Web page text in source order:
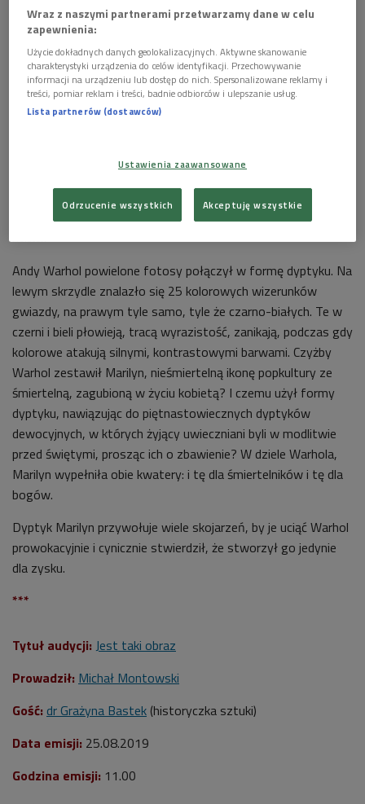
Andy Warhol, "Dyptyk Marilyn", 1962, Tate (Londyn) Foto: PAP/Christina
Horsten
Andy Warhol powielone fotosy połączył w formę dyptyku. Na
lewym skrzydle znalazło się 25 kolorowych wizerunków
gwiazdy, na prawym tyle samo, tyle że czarno-białych. Te w
czerni i bieli płowieją, tracą wyrazistość, zanikają, podczas gdy
kolorowe atakują silnymi, kontrastowymi barwami. Czyżby
Warhol zestawił Marilyn, nieśmiertelną ikonę popkultury ze
śmiertelną, zagubioną w życiu kobietą? I czemu użył formy
dyptyku, nawiązując do piętnastowiecznych dyptyków
dewocyjnych, w których żyjący uwieczniani byli w modlitwie
przed świętymi, prosząc ich o zbawienie? W dziele Warhola,
Marilyn wypełniła obie kwatery: i tę dla śmiertelników i tę dla
bogów.
Dyptyk Marilyn przywołuje wiele skojarzeń, by je uciąć Warhol
prowokacyjnie i cynicznie stwierdził, że stworzył go jedynie
dla zysku.
***
Tytuł audycji: Jest taki obraz
Prowadził: Michał Montowski
Gość: dr Grażyna Bastek (historyczka sztuki)
Data emisji: 25.08.2019
Godzina emisji: 11.00
Wraz z naszymi partnerami przetwarzamy dane w celu
zapewnienia:
Użycie dokładnych danych geolokalizacyjnych. Aktywne skanowanie
charakterystyki urządzenia do celów identyfikacji. Przechowywanie
informacji na urządzeniu lub dostęp do nich. Spersonalizowane reklamy i
treści, pomiar reklam i treści, badnie odbiorców i ulepszanie usług.
Lista partnerów (dostawców)
Ustawienia zaawansowane
Odrzucenie wszystkich Akceptuję wszystkie